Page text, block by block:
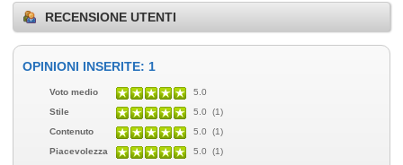
RECENSIONE UTENTI
OPINIONI INSERITE: 1
Voto medio
5.0
Stile
5.0 (1)
Contenuto
5.0 (1)
Piacevolezza
5.0 (1)